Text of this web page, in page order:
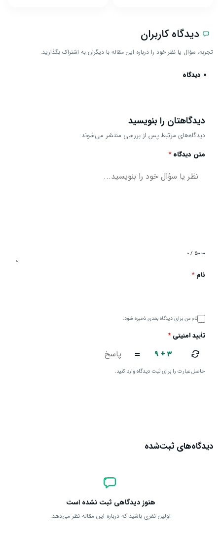
دیدگاه کاربران
تجربه، سؤال یا نظر خود را درباره این مقاله با دیگران به اشتراک بگذارید.
0 دیدگاه
دیدگاهتان را بنویسید
دیدگاه‌های مرتبط پس از بررسی منتشر می‌شوند.
متن دیدگاه*
۰ / ۵۰۰۰
نام*
نام من برای دیدگاه بعدی ذخیره شود.
تأیید امنیتی*
۹ + ۳ =
حاصل عبارت را برای ثبت دیدگاه وارد کنید.
دیدگاه‌های ثبت‌شده
هنوز دیدگاهی ثبت نشده است
اولین نفری باشید که درباره این مقاله نظر می‌دهد.